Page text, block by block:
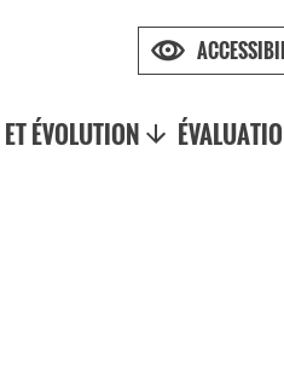
ÉVOLUTION